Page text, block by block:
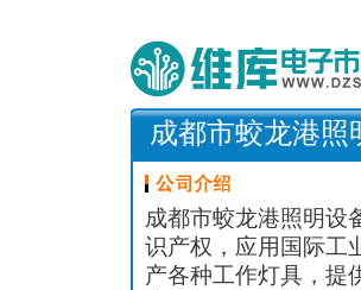
成都市蛟龙港照
成都市蛟龙港照明设
识产权，应用国际工
产各种工作灯具，提